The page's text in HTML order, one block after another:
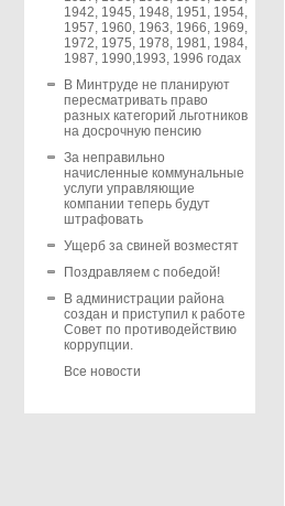
1942, 1945, 1948, 1951, 1954,
1957, 1960, 1963, 1966, 1969,
1972, 1975, 1978, 1981, 1984,
1987, 1990,1993, 1996 годах
В Минтруде не планируют
пересматривать право
разных категорий льготников
на досрочную пенсию
За неправильно
начисленные коммунальные
услуги управляющие
компании теперь будут
штрафовать
Ущерб за свиней возместят
Поздравляем с победой!
В администрации района
создан и приступил к работе
Совет по противодействию
коррупции.
Все новости